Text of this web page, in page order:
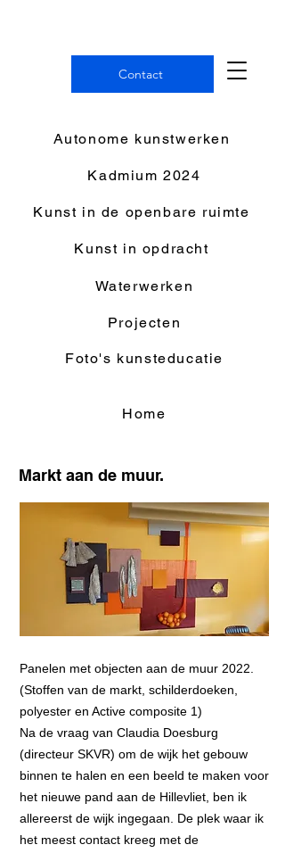
Contact
Autonome kunstwerken
Kadmium 2024
Kunst in de openbare ruimte
Kunst in opdracht
Waterwerken
Projecten
Foto's kunsteducatie
Home
Markt aan de muur.
Panelen met objecten aan de muur 2022.
(Stoffen van de markt, schilderdoeken,
polyester en Active composite 1)
Na de vraag van Claudia Doesburg
(directeur SKVR) om de wijk het gebouw
binnen te halen en een beeld te maken voor
het nieuwe pand aan de Hillevliet, ben ik
allereerst de wijk ingegaan. De plek waar ik
het meest contact kreeg met de